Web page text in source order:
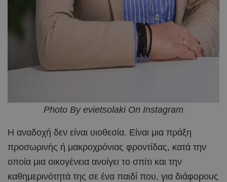
Photo By evietsolaki On Instagram
Η αναδοχή δεν είναι υιοθεσία. Είναι μια πράξη
προσωρινής ή μακροχρόνιας φροντίδας, κατά την
οποία μια οικογένεια ανοίγει το σπίτι και την
καθημερινότητά της σε ένα παιδί που, για διάφορους